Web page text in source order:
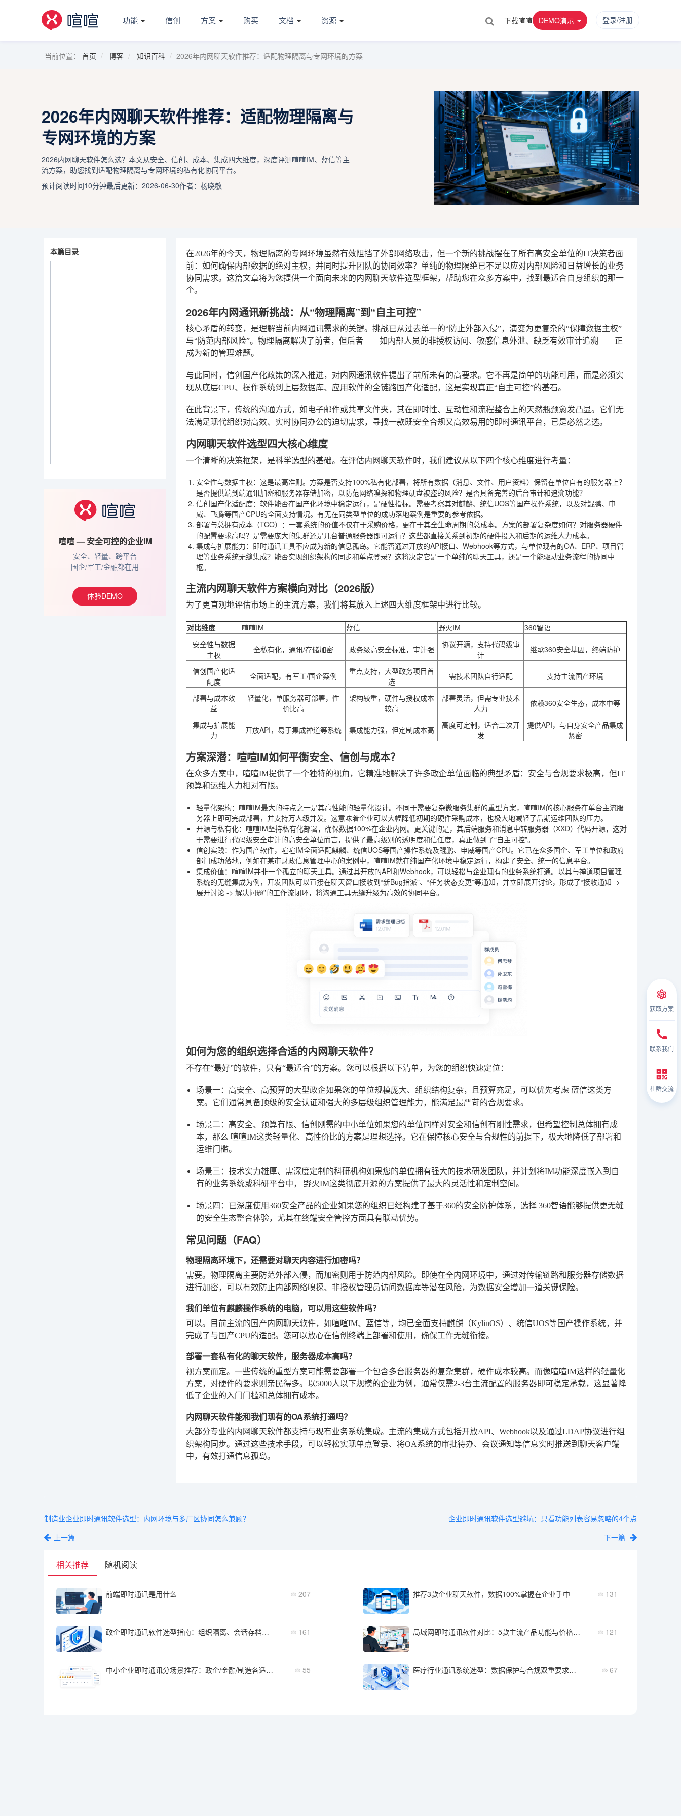
功能 信创 方案 购买 文档 资源 下载喧喧 DEMO演示 登录/注册
当前位置： 首页 博客 知识百科 2026年内网聊天软件推荐：适配物理隔离与专网环境的方案
2026年内网聊天软件推荐：适配物理隔离与
专网环境的方案
2026内网聊天软件怎么选？本文从安全、信创、成本、集成四大维度，深度评测喧喧IM、蓝信等主
流方案，助您找到适配物理隔离与专网环境的私有化协同平台。
预计阅读时间10分钟最后更新：2026-06-30作者：杨晓敏
本篇目录
喧喧 — 安全可控的企业IM
安全、轻量、跨平台
国企/军工/金融都在用
体验DEMO
在2026年的今天，物理隔离的专网环境虽然有效阻挡了外部网络攻击，但一个新的挑战摆在了所有高安全单位的IT决策者面
前：如何确保内部数据的绝对主权，并同时提升团队的协同效率？单纯的物理隔绝已不足以应对内部风险和日益增长的业务
协同需求。这篇文章将为您提供一个面向未来的内网聊天软件选型框架，帮助您在众多方案中，找到最适合自身组织的那一
个。
2026年内网通讯新挑战：从“物理隔离”到“自主可控”
核心矛盾的转变，是理解当前内网通讯需求的关键。挑战已从过去单一的“防止外部入侵”，演变为更复杂的“保障数据主权”
与“防范内部风险”。物理隔离解决了前者，但后者——如内部人员的非授权访问、敏感信息外泄、缺乏有效审计追溯——正
成为新的管理难题。
与此同时，信创国产化政策的深入推进，对内网通讯软件提出了前所未有的高要求。它不再是简单的功能可用，而是必须实
现从底层CPU、操作系统到上层数据库、应用软件的全链路国产化适配，这是实现真正“自主可控”的基石。
在此背景下，传统的沟通方式，如电子邮件或共享文件夹，其在即时性、互动性和流程整合上的天然瓶颈愈发凸显。它们无
法满足现代组织对高效、实时协同办公的迫切需求，寻找一款既安全合规又高效易用的即时通讯平台，已是必然之选。
内网聊天软件选型四大核心维度
一个清晰的决策框架，是科学选型的基础。在评估内网聊天软件时，我们建议从以下四个核心维度进行考量：
安全性与数据主权：这是最高准则。方案是否支持100%私有化部署，将所有数据（消息、文件、用户资料）保留在单位自有的服务器上？
是否提供端到端通讯加密和服务器存储加密，以防范网络嗅探和物理硬盘被盗的风险？是否具备完善的后台审计和追溯功能？
信创国产化适配度：软件能否在国产化环境中稳定运行，是硬性指标。需要考察其对麒麟、统信UOS等国产操作系统，以及对鲲鹏、申
威、飞腾等国产CPU的全面支持情况。有无在同类型单位的成功落地案例是重要的参考依据。
部署与总拥有成本（TCO） ：一套系统的价值不仅在于采购价格，更在于其全生命周期的总成本。方案的部署复杂度如何？对服务器硬件
的配置要求高吗？是需要庞大的集群还是几台普通服务器即可运行？这些都直接关系到初期的硬件投入和后期的运维人力成本。
集成与扩展能力：即时通讯工具不应成为新的信息孤岛。它能否通过开放的API接口、Webhook等方式，与单位现有的OA、ERP、项目管
理等业务系统无缝集成？能否实现组织架构的同步和单点登录？这将决定它是一个单纯的聊天工具，还是一个能驱动业务流程的协同中
枢。
主流内网聊天软件方案横向对比（2026版）
为了更直观地评估市场上的主流方案，我们将其放入上述四大维度框架中进行比较。
对比维度 喧喧IM 蓝信 野火IM
360智语
安全性与数据
主权
全私有化，通讯/存储加密 政务级高安全标准，审计强
协议开源，支持代码级审
计
继承360安全基因，终端防护
信创国产化适
配度
全面适配，有军工/国企案例
重点支持，大型政务项目首
选
需技术团队自行适配 支持主流国产环境
部署与成本效
益
轻量化，单服务器可部署，性
价比高
架构较重，硬件与授权成本
较高
部署灵活，但需专业技术
人力
依赖360安全生态，成本中等
集成与扩展能
力
开放API，易于集成禅道等系统 集成能力强，但定制成本高
高度可定制，适合二次开
发
提供API，与自身安全产品集成
紧密
方案深潜：喧喧IM如何平衡安全、信创与成本？
在众多方案中，喧喧IM提供了一个独特的视角，它精准地解决了许多政企单位面临的典型矛盾：安全与合规要求极高，但IT
预算和运维人力相对有限。
轻量化架构：喧喧IM最大的特点之一是其高性能的轻量化设计。不同于需要复杂微服务集群的重型方案，喧喧IM的核心服务在单台主流服
务器上即可完成部署，并支持万人级并发。这意味着企业可以大幅降低初期的硬件采购成本，也极大地减轻了后期运维团队的压力。
开源与私有化：喧喧IM坚持私有化部署，确保数据100%在企业内网。更关键的是，其后端服务和消息中转服务器（XXD）代码开源，这对
于需要进行代码级安全审计的高安全单位而言，提供了最高级别的透明度和信任度，真正做到了“自主可控”。
信创实践：作为国产软件，喧喧IM全面适配麒麟、统信UOS等国产操作系统及鲲鹏、申威等国产CPU。它已在众多国企、军工单位和政府
部门成功落地，例如在某市财政信息管理中心的案例中，喧喧IM就在纯国产化环境中稳定运行，构建了安全、统一的信息平台。
集成价值：喧喧IM并非一个孤立的聊天工具。通过其开放的API和Webhook，可以轻松与企业现有的业务系统打通。以其与禅道项目管理
系统的无缝集成为例，开发团队可以直接在聊天窗口接收到“新Bug指派”、“任务状态变更”等通知，并立即展开讨论，形成了“接收通知 ->
展开讨论 -> 解决问题”的工作流闭环，将沟通工具无缝升级为高效的协同平台。
如何为您的组织选择合适的内网聊天软件？
不存在“最好”的软件，只有“最适合”的方案。您可以根据以下清单，为您的组织快速定位：
场景一：高安全、高预算的大型政企如果您的单位规模庞大、组织结构复杂，且预算充足，可以优先考虑 蓝信这类方
案。它们通常具备顶级的安全认证和强大的多层级组织管理能力，能满足最严苛的合规要求。
场景二：高安全、预算有限、信创刚需的中小单位如果您的单位同样对安全和信创有刚性需求，但希望控制总体拥有成
本，那么 喧喧IM这类轻量化、高性价比的方案是理想选择。它在保障核心安全与合规性的前提下，极大地降低了部署和
运维门槛。
场景三：技术实力雄厚、需深度定制的科研机构如果您的单位拥有强大的技术研发团队，并计划将IM功能深度嵌入到自
有的业务系统或科研平台中， 野火IM这类彻底开源的方案提供了最大的灵活性和定制空间。
场景四：已深度使用360安全产品的企业如果您的组织已经构建了基于360的安全防护体系，选择 360智语能够提供更无缝
的安全生态整合体验，尤其在终端安全管控方面具有联动优势。
常见问题（FAQ）
物理隔离环境下，还需要对聊天内容进行加密吗？
需要。物理隔离主要防范外部入侵，而加密则用于防范内部风险。即使在全内网环境中，通过对传输链路和服务器存储数据
进行加密，可以有效防止内部网络嗅探、非授权管理员访问数据库等潜在风险，为数据安全增加一道关键保险。
我们单位有麒麟操作系统的电脑，可以用这些软件吗？
可以。目前主流的国产内网聊天软件，如喧喧IM、蓝信等，均已全面支持麒麟（KylinOS）、统信UOS等国产操作系统，并
完成了与国产CPU的适配。您可以放心在信创终端上部署和使用，确保工作无缝衔接。
部署一套私有化的聊天软件，服务器成本高吗？
视方案而定。一些传统的重型方案可能需要部署一个包含多台服务器的复杂集群，硬件成本较高。而像喧喧IM这样的轻量化
方案，对硬件的要求则亲民得多。以5000人以下规模的企业为例，通常仅需2-3台主流配置的服务器即可稳定承载，这显著降
低了企业的入门门槛和总体拥有成本。
内网聊天软件能和我们现有的OA系统打通吗？
大部分专业的内网聊天软件都支持与现有业务系统集成。主流的集成方式包括开放API、Webhook以及通过LDAP协议进行组
织架构同步。通过这些技术手段，可以轻松实现单点登录、将OA系统的审批待办、会议通知等信息实时推送到聊天客户端
中，有效打通信息孤岛。
制造业企业即时通讯软件选型：内网环境与多厂区协同怎么兼顾？
上一篇
企业即时通讯软件选型避坑：只看功能列表容易忽略的4个点
下一篇
相关推荐 随机阅读
前端即时通讯是用什么 207 推荐3款企业聊天软件，数据100%掌握在企业手中 131
政企即时通讯软件选型指南：组织隔离、会话存档、三员管理 161 局域网即时通讯软件对比：5款主流产品功能与价格横评 121
中小企业即时通讯分场景推荐：政企/金融/制造各适合哪款？ 55 医疗行业通讯系统选型：数据保护与合规双重要求下的方案对比 67
获取方案
联系我们
社群交流